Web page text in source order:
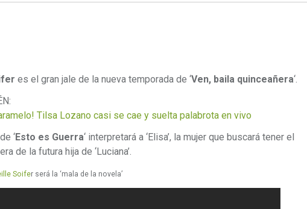
es el gran jale de la nueva temporada de ‘Ven, baila quinceañera‘.
Tilsa Lozano casi se cae y suelta palabrota en vivo
‘Esto es Guerra‘ interpretará a ‘Elisa’, la mujer que buscará tener el
de la futura hija de ‘Luciana’.
Soifer será la ‘mala de la novela’